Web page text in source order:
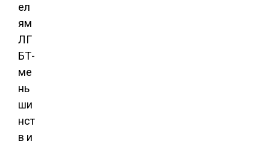
ел
ям
ЛГ
БТ-
ме
нь
ши
нст
в и